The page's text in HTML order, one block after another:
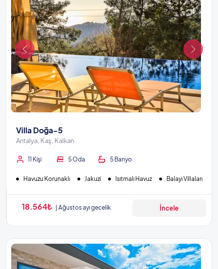
Villa Doğa-5
Antalya, Kaş, Kalkan
11 Kişi 5 Oda 5 Banyo
Havuzu Korunaklı Jakuzi Isıtmalı Havuz Balayı Villaları
18.564₺ Ağustos ayı gecelik İncele